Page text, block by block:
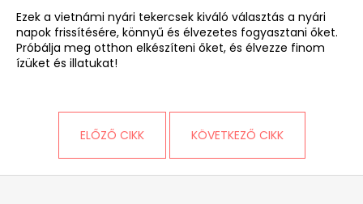
Ezek a vietnámi nyári tekercsek kiváló választás a nyári
napok frissítésére, könnyű és élvezetes fogyasztani őket.
Próbálja meg otthon elkészíteni őket, és élvezze finom
ízüket és illatukat!
ELŐZŐ CIKK KÖVETKEZŐ CIKK